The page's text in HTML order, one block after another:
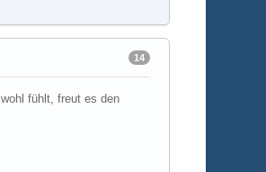
14
wohl fühlt, freut es den